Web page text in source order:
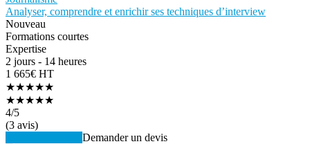
Analyser, comprendre et enrichir ses techniques d’interview
Nouveau
Formations courtes
Expertise
2 jours - 14 heures
1 665€ HT
★★★★★
★★★★★
4/5
(3 avis)
Demander un devis